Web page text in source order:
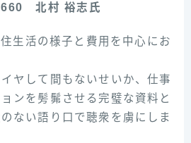
北村 裕志氏
生活の様子と費用を中心にお
ヤして間もないせいか、仕事
ンを髣髴させる完璧な資料と
ない語り口で聴衆を虜にしま